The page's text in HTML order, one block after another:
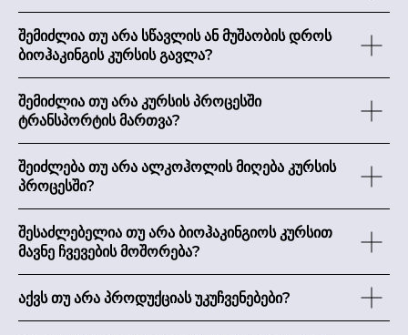
შემიძლია თუ არა სწავლის ან მუშაობის დროს
ბიოჰაკინგის კურსის გავლა?
შემიძლია თუ არა კურსის პროცესში
ტრანსპორტის მართვა?
შეიძლება თუ არა ალკოჰოლის მიღება კურსის
პროცესში?
შესაძლებელია თუ არა ბიოჰაკინგიოს კურსით
მავნე ჩვევების მოშორება?
აქვს თუ არა პროდუქციას უკუჩვენებები?